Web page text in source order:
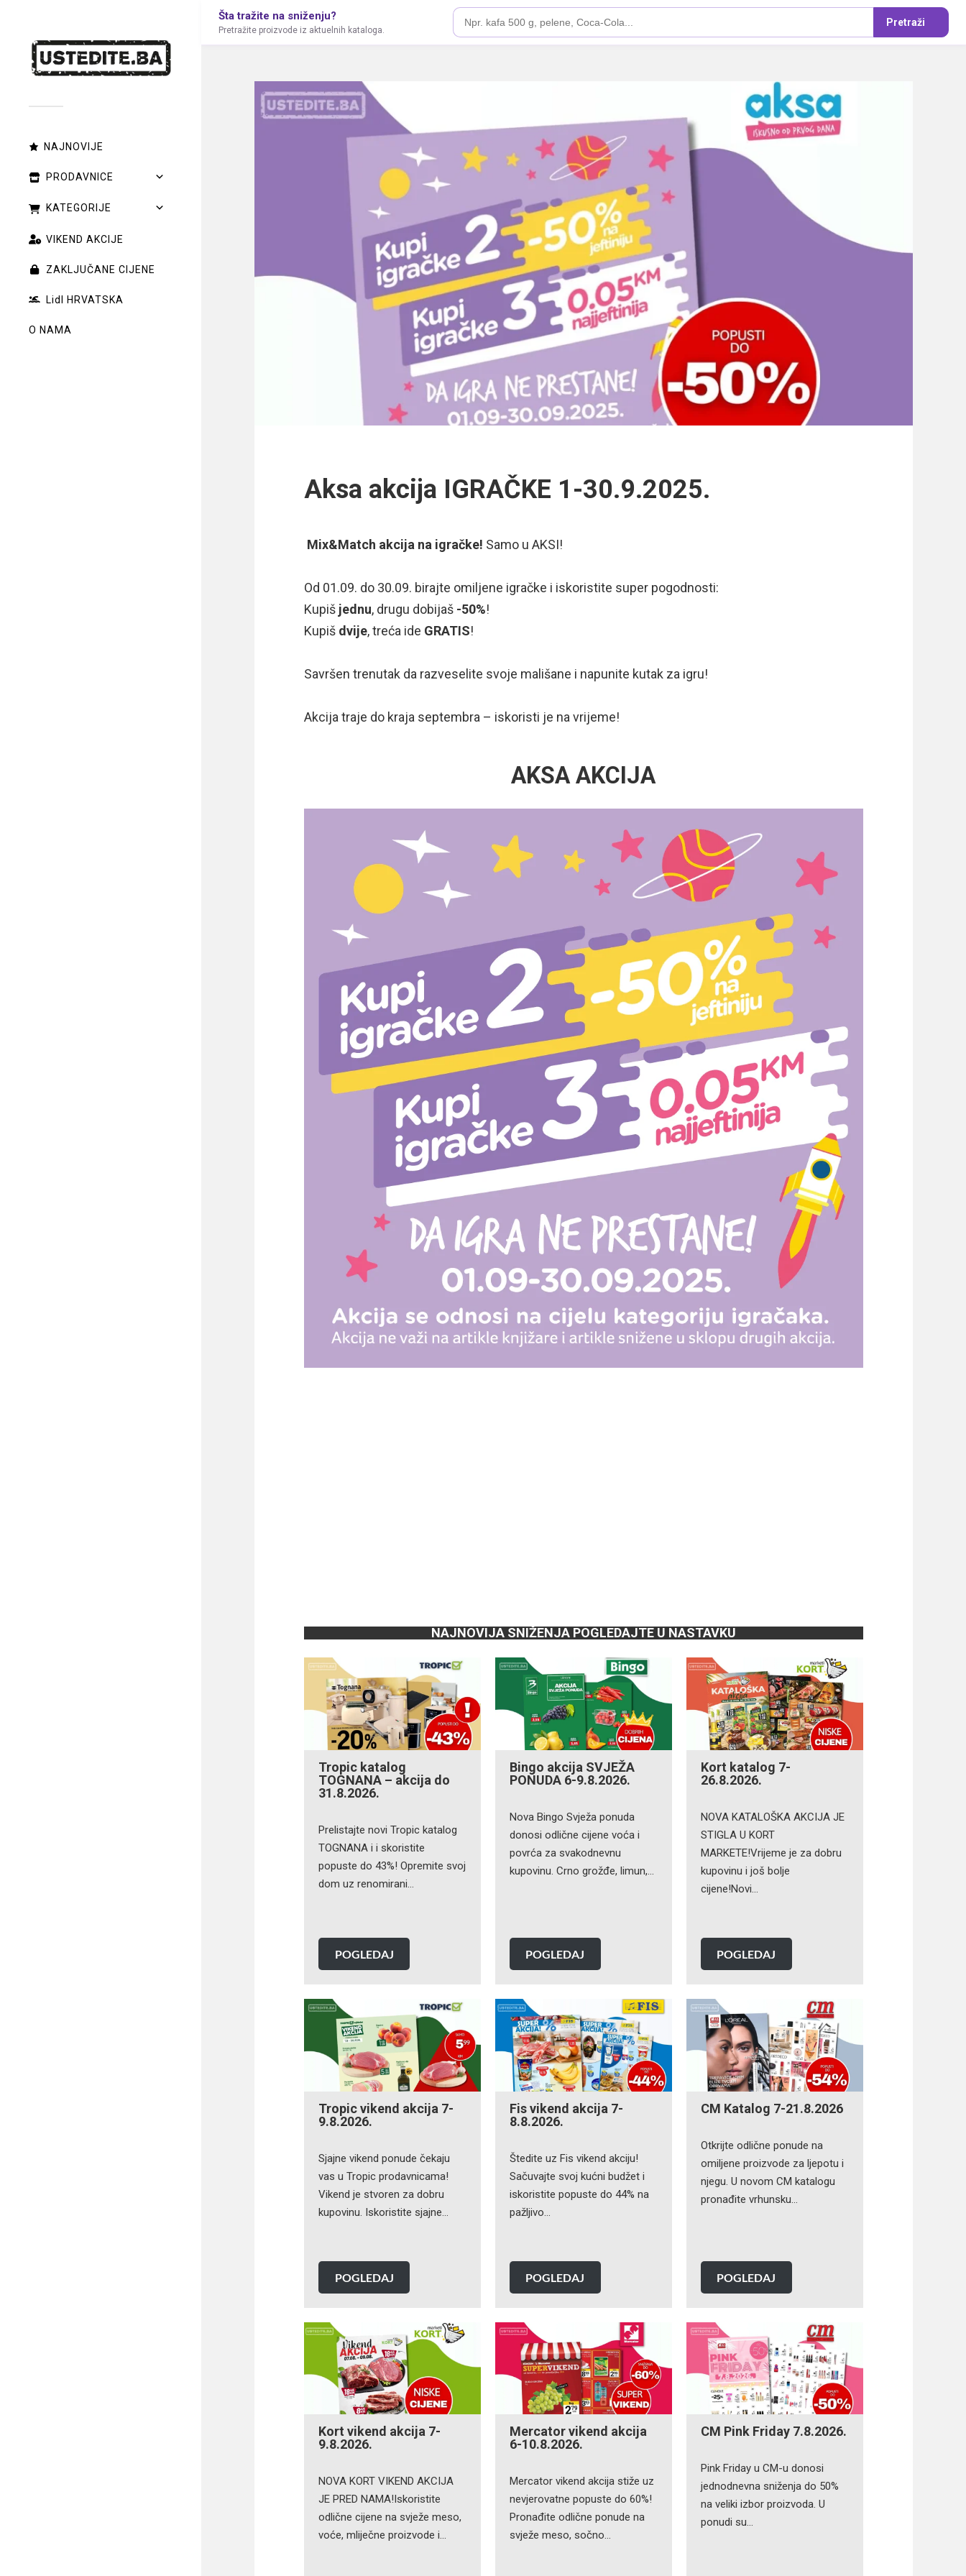
NAJNOVIJE
PRODAVNICE
KATEGORIJE
VIKEND AKCIJE
ZAKLJUČANE CIJENE
Lidl HRVATSKA
O NAMA
Šta tražite na sniženju?
Pretražite proizvode iz aktuelnih kataloga.
Pretraži
Aksa akcija IGRAČKE 1-30.9.2025.
Mix&Match akcija na igračke! Samo u AKSI!
Od 01.09. do 30.09. birajte omiljene igračke i iskoristite super pogodnosti:
Kupiš jednu, drugu dobijaš -50%!
Kupiš dvije, treća ide GRATIS!
Savršen trenutak da razveselite svoje mališane i napunite kutak za igru!
Akcija traje do kraja septembra – iskoristi je na vrijeme!
AKSA AKCIJA
NAJNOVIJA SNIŽENJA POGLEDAJTE U NASTAVKU
Tropic katalog
TOGNANA – akcija do
31.8.2026.
Prelistajte novi Tropic katalog
TOGNANA i i skoristite
popuste do 43%! Opremite svoj
dom uz renomirani…
POGLEDAJ
Bingo akcija SVJEŽA
PONUDA 6-9.8.2026.
Nova Bingo Svježa ponuda
donosi odlične cijene voća i
povrća za svakodnevnu
kupovinu. Crno grožđe, limun,…
POGLEDAJ
Kort katalog 7-
26.8.2026.
NOVA KATALOŠKA AKCIJA JE
STIGLA U KORT
MARKETE!Vrijeme je za dobru
kupovinu i još bolje
cijene!Novi…
POGLEDAJ
Tropic vikend akcija 7-
9.8.2026.
Sjajne vikend ponude čekaju
vas u Tropic prodavnicama!
Vikend je stvoren za dobru
kupovinu. Iskoristite sjajne…
POGLEDAJ
Fis vikend akcija 7-
8.8.2026.
Štedite uz Fis vikend akciju!
Sačuvajte svoj kućni budžet i
iskoristite popuste do 44% na
pažljivo…
POGLEDAJ
CM Katalog 7-21.8.2026
Otkrijte odlične ponude na
omiljene proizvode za ljepotu i
njegu. U novom CM katalogu
pronađite vrhunsku…
POGLEDAJ
Kort vikend akcija 7-
9.8.2026.
NOVA KORT VIKEND AKCIJA
JE PRED NAMA!Iskoristite
odlične cijene na svježe meso,
voće, mliječne proizvode i…
Mercator vikend akcija
6-10.8.2026.
Mercator vikend akcija stiže uz
nevjerovatne popuste do 60%!
Pronađite odlične ponude na
svježe meso, sočno…
CM Pink Friday 7.8.2026.
Pink Friday u CM-u donosi
jednodnevna sniženja do 50%
na veliki izbor proizvoda. U
ponudi su…